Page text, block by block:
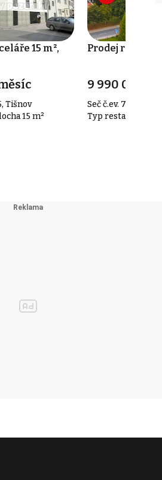
15 m²,
Tišnov
15 m²
Prodej
9 990 000 Kč
Seč č.ev. 72, Seč
Typ restaurace •